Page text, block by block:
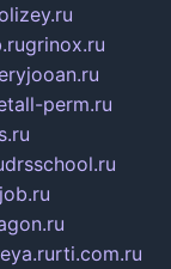
grinox.ru
perm.ru
drsschool.ru
rti.com.ru